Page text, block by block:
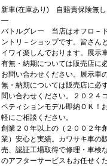
新車(在庫あり) 自賠責保険無し
―
バトルグレー 当店はオフロ－
ントリ－ショップです。皆さん
イワイ楽しんでおります。展示
有無・納期については販売店に
お問い合わせください。展示車
無・納期については販売店に必
問い合わせください。２０２４
ペティションモデル即納ＯＫ！
軽にご相談ください。
創業２０年以上の（２００２年
業）安心と実績。カワサキ車の
売、認証工場取得で修理・車検
のアフターサービスもお任せく